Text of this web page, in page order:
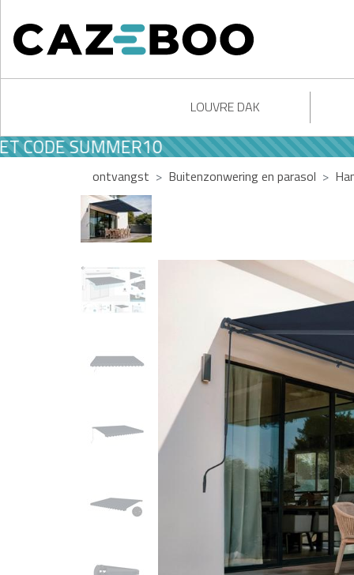
LOUVRE DAK
SUMMER10
ontvangst Buitenzonwering en parasol